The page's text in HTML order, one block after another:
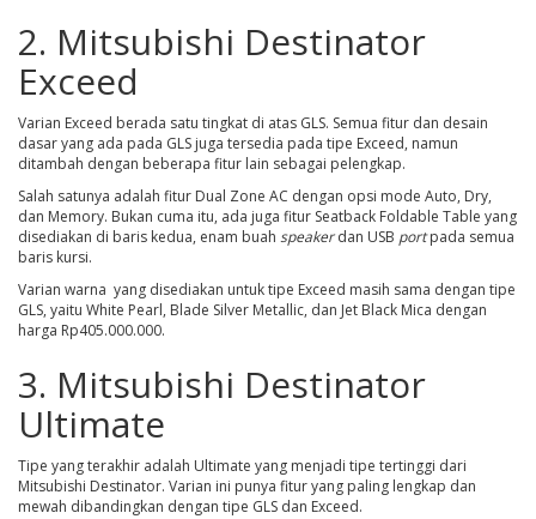
2. Mitsubishi Destinator
Exceed
Varian Exceed berada satu tingkat di atas GLS. Semua fitur dan desain
dasar yang ada pada GLS juga tersedia pada tipe Exceed, namun
ditambah dengan beberapa fitur lain sebagai pelengkap.
Salah satunya adalah fitur Dual Zone AC dengan opsi mode Auto, Dry,
dan Memory. Bukan cuma itu, ada juga fitur Seatback Foldable Table yang
disediakan di baris kedua, enam buah speakerdan USB portpada semua
baris kursi.
Varian warna yang disediakan untuk tipe Exceed masih sama dengan tipe
GLS, yaitu White Pearl, Blade Silver Metallic, dan Jet Black Mica dengan
harga Rp405.000.000.
3. Mitsubishi Destinator
Ultimate
Tipe yang terakhir adalah Ultimate yang menjadi tipe tertinggi dari
Mitsubishi Destinator. Varian ini punya fitur yang paling lengkap dan
mewah dibandingkan dengan tipe GLS dan Exceed.